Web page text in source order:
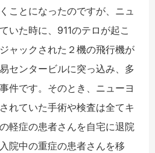
ことになったのですが、ニュ
いた時に、911のテロが起こ
ャックされた２機の飛行機が
センタービルに突っ込み、多
件です。そのとき、ニューヨ
れていた手術や検査は全てキ
軽症の患者さんを自宅に退院
院中の重症の患者さんを移